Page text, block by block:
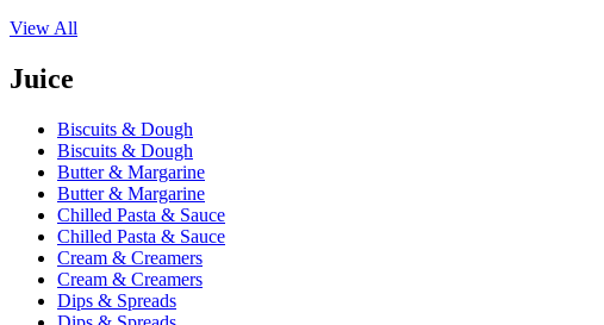
View All
Juice
Biscuits & Dough
Biscuits & Dough
Butter & Margarine
Butter & Margarine
Chilled Pasta & Sauce
Chilled Pasta & Sauce
Cream & Creamers
Cream & Creamers
Dips & Spreads